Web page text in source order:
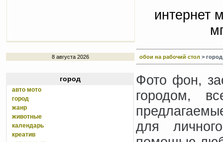
интернет
8 августа 2026 обои на рабочий стол >
город
авто мото
город
жанр
животные
календарь
креатив
Фото фон,
городом,
для